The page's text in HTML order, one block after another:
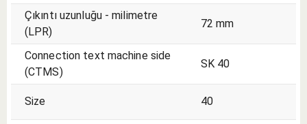
Çıkıntı uzunluğu - milimetre
(LPR)
72 mm
Connection text machine side
(CTMS)
SK 40
Size 40